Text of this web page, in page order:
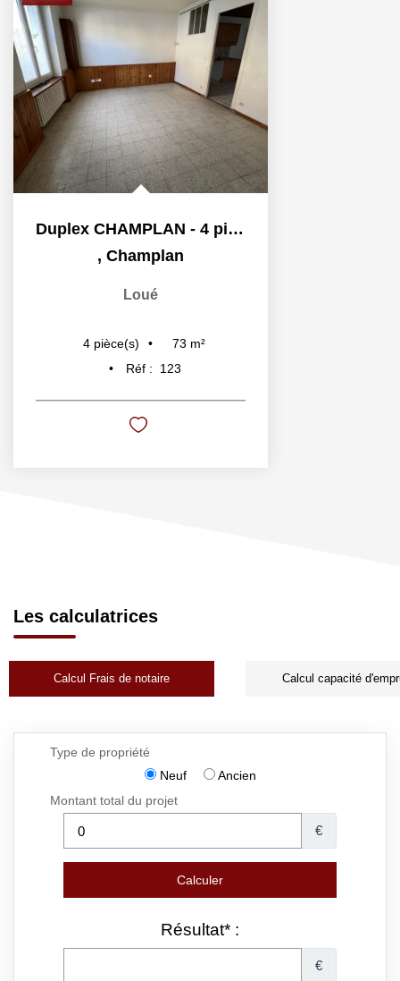
Duplex CHAMPLAN - 4 pièce(s) - 72.52 m2
, Champlan
Loué
4 pièce(s) 73 m²
Réf :
123
Les calculatrices
Calcul Frais de notaire Calcul capacité